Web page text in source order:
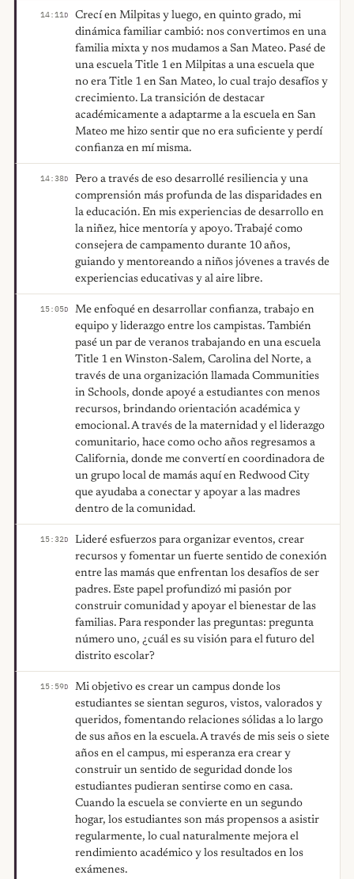
14:11D
Crecí en Milpitas y luego, en quinto grado, mi
dinámica familiar cambió: nos convertimos en una
familia mixta y nos mudamos a San Mateo. Pasé de
una escuela Title 1 en Milpitas a una escuela que
no era Title 1 en San Mateo, lo cual trajo desafíos y
crecimiento. La transición de destacar
académicamente a adaptarme a la escuela en San
Mateo me hizo sentir que no era suficiente y perdí
confianza en mí misma.
14:38D
Pero a través de eso desarrollé resiliencia y una
comprensión más profunda de las disparidades en
la educación. En mis experiencias de desarrollo en
la niñez, hice mentoría y apoyo. Trabajé como
consejera de campamento durante 10 años,
guiando y mentoreando a niños jóvenes a través de
experiencias educativas y al aire libre.
15:05D
Me enfoqué en desarrollar confianza, trabajo en
equipo y liderazgo entre los campistas. También
pasé un par de veranos trabajando en una escuela
Title 1 en Winston-Salem, Carolina del Norte, a
través de una organización llamada Communities
in Schools, donde apoyé a estudiantes con menos
recursos, brindando orientación académica y
emocional. A través de la maternidad y el liderazgo
comunitario, hace como ocho años regresamos a
California, donde me convertí en coordinadora de
un grupo local de mamás aquí en Redwood City
que ayudaba a conectar y apoyar a las madres
dentro de la comunidad.
15:32D
Lideré esfuerzos para organizar eventos, crear
recursos y fomentar un fuerte sentido de conexión
entre las mamás que enfrentan los desafíos de ser
padres. Este papel profundizó mi pasión por
construir comunidad y apoyar el bienestar de las
familias. Para responder las preguntas: pregunta
número uno, ¿cuál es su visión para el futuro del
distrito escolar?
15:59D
Mi objetivo es crear un campus donde los
estudiantes se sientan seguros, vistos, valorados y
queridos, fomentando relaciones sólidas a lo largo
de sus años en la escuela. A través de mis seis o siete
años en el campus, mi esperanza era crear y
construir un sentido de seguridad donde los
estudiantes pudieran sentirse como en casa.
Cuando la escuela se convierte en un segundo
hogar, los estudiantes son más propensos a asistir
regularmente, lo cual naturalmente mejora el
rendimiento académico y los resultados en los
exámenes.